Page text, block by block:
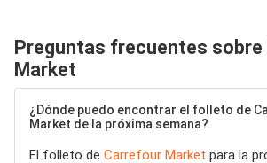
Preguntas frecuentes
Market
¿Dónde puedo encontrar el folleto de
Market de la próxima semana?
El folleto de Carrefour Market para la